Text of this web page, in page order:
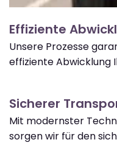
Effiziente
Unsere Prozesse
effiziente Abwicklung
Sicherer
Mit modernster
sorgen wir für den